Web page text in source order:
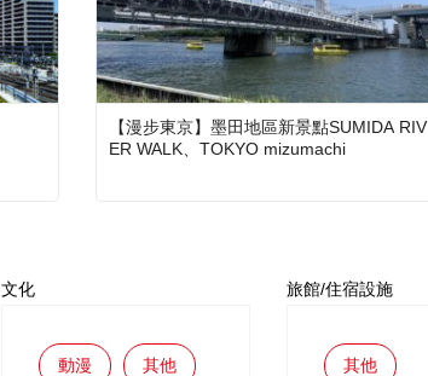
【漫步東京】墨田地區新景點SUMIDA RIV
ER WALK、TOKYO mizumachi
文化
動漫 其他
旅館/住宿設施
其他